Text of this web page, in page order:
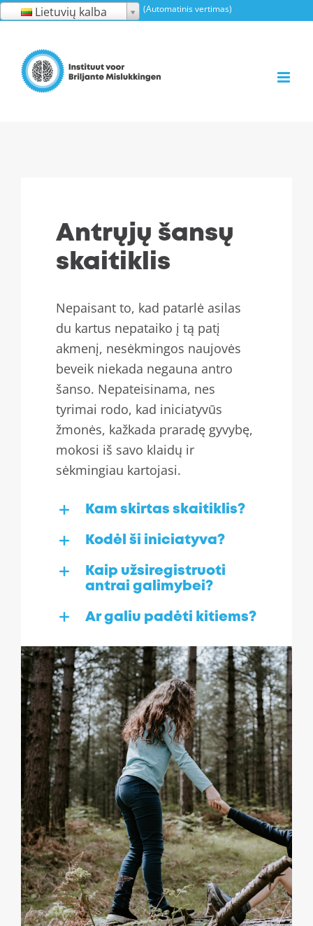
Pereiti
turinio
Lietuvių kalba (Automatinis vertimas)
Antrųjų šansų
skaitiklis
Nepaisant to, kad patarlė asilas
du kartus nepataiko į tą patį
akmenį, nesėkmingos naujovės
beveik niekada negauna antro
šanso. Nepateisinama, nes
tyrimai rodo, kad iniciatyvūs
žmonės, kažkada praradę gyvybę,
mokosi iš savo klaidų ir
sėkmingiau kartojasi.
Kam skirtas skaitiklis?
Kodėl ši iniciatyva?
Kaip užsiregistruoti
antrai galimybei?
Ar galiu padėti kitiems?